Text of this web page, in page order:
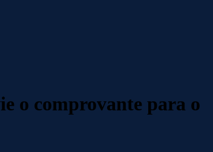
o comprovante para o